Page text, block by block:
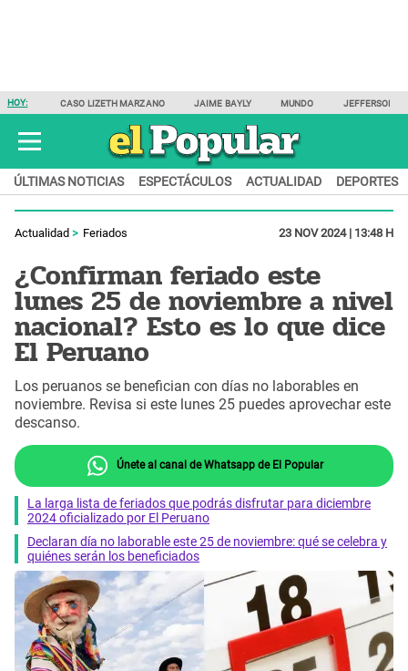
HOY: CASO LIZETH MARZANO JAIME BAYLY MUNDO JEFFERSON
ÚLTIMAS NOTICIAS ESPECTÁCULOS ACTUALIDAD DEPORTES
Actualidad Feriados 23 NOV 2024 | 13:48 H
¿Confirman feriado este
lunes 25 de noviembre a nivel
nacional? Esto es lo que dice
El Peruano
Los peruanos se benefician con días no laborables en
noviembre. Revisa si este lunes 25 puedes aprovechar este
descanso.
Únete al canal de Whatsapp de El Popular
La larga lista de feriados que podrás disfrutar para diciembre
2024 oficializado por El Peruano
Declaran día no laborable este 25 de noviembre: qué se celebra y
quiénes serán los beneficiados